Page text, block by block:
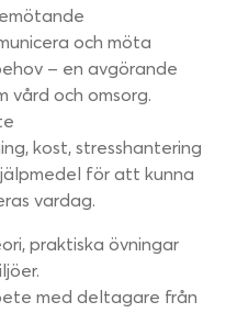
och möta
– en avgörande
vård och omsorg.
kost, stresshantering
för att kunna
vardag.
praktiska övningar
med deltagare från